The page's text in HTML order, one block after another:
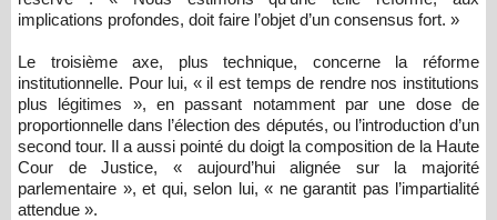
implications profondes, doit faire l’objet d’un consensus fort. »
Le troisième axe, plus technique, concerne la réforme
institutionnelle. Pour lui, « il est temps de rendre nos institutions
plus légitimes », en passant notamment par une dose de
proportionnelle dans l’élection des députés, ou l’introduction d’un
second tour. Il a aussi pointé du doigt la composition de la Haute
Cour de Justice, « aujourd’hui alignée sur la majorité
parlementaire », et qui, selon lui, « ne garantit pas l’impartialité
attendue ».